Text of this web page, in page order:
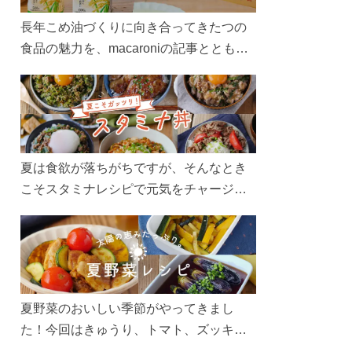
長年こめ油づくりに向き合ってきたつの
食品の魅力を、macaroniの記事とともに
ん、製造現場や品質へのこだわりまで。
こめ油をもっと好きになるコンテンツを
ぜひお楽しみください。
夏は食欲が落ちがちですが、そんなとき
こそスタミナレシピで元気をチャージ！
リ食べて、夏バテを吹き飛ばしましょ
う！
夏野菜のおいしい季節がやってきまし
た！今回はきゅうり、トマト、ズッキー